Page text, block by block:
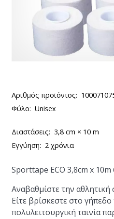
Αριθμός προϊόντος:
Φύλο: Unisex
Διαστάσεις: 3,8 cm × 10 m
Εγγύηση: 2 χρόνια
Sporttape ECO 3,8cm x
Αναβαθμίστε την αθλητική
Είτε βρίσκεστε στο
πολυλειτουργική ταινία